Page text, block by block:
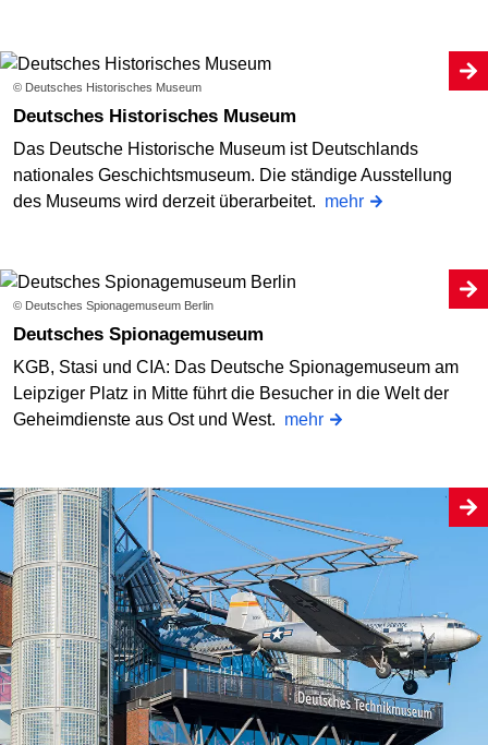
© Deutsches Historisches Museum
Deutsches Historisches Museum
Das Deutsche Historische Museum ist Deutschlands
nationales Geschichtsmuseum. Die ständige Ausstellung
des Museums wird derzeit überarbeitet. mehr
© Deutsches Spionagemuseum Berlin
Deutsches Spionagemuseum
KGB, Stasi und CIA: Das Deutsche Spionagemuseum am
Leipziger Platz in Mitte führt die Besucher in die Welt der
Geheimdienste aus Ost und West. mehr